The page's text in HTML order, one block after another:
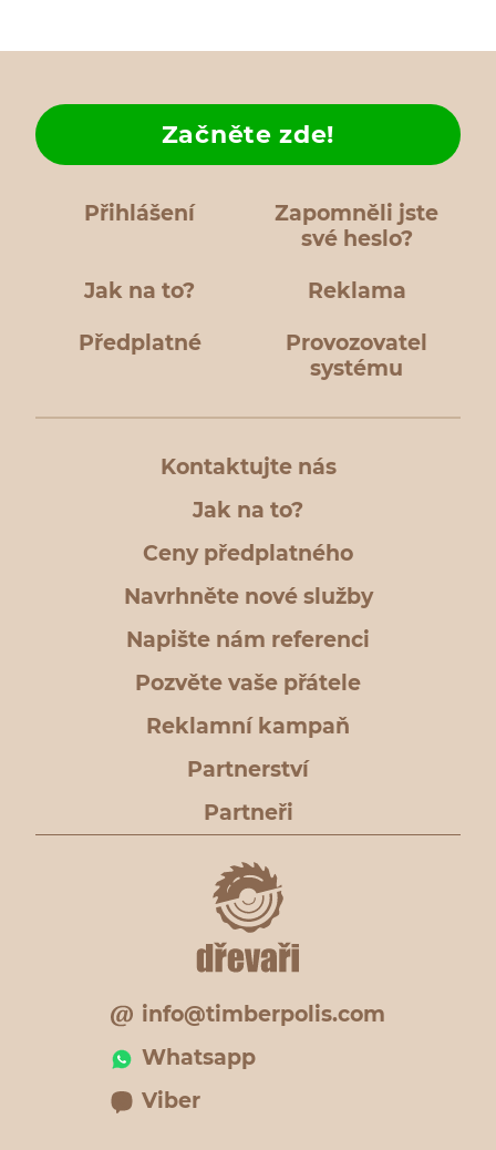
Přihlášení
Zapomněli jste
své heslo?
Jak na to?
Začněte zde!
Reklama
Předplatné
Provozovatel
systému
Kontaktujte nás
Jak na to?
Ceny předplatného
Navrhněte nové služby
Napište nám referenci
Pozvěte vaše přátele
Reklamní kampaň
Partnerství
Partneři
info@timberpolis.com
Whatsapp
Viber